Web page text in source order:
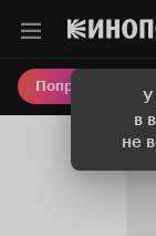
У
в
не
Попробовать